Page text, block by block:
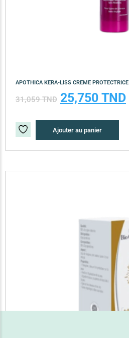
APOTHICA KERA-LISS CREME PROTECTRICE
31,059TND 25,750 TND
Ajouter au panier